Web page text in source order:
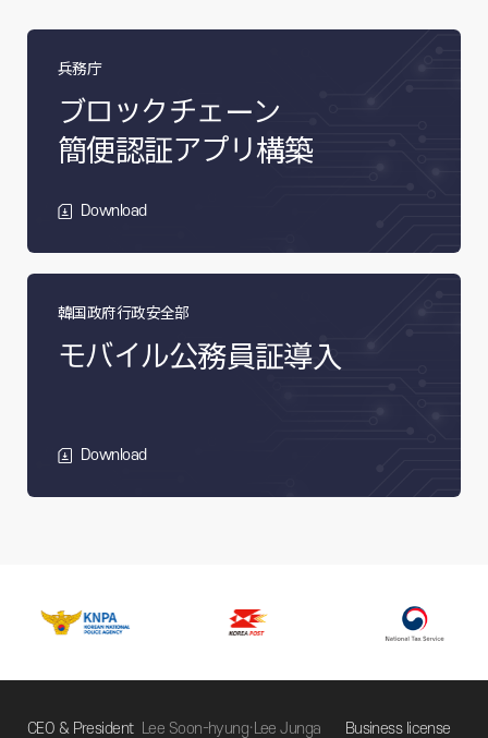
兵務庁
ブロックチェーン
簡便認証アプリ構築
Download
韓国政府行政安全部
モバイル公務員証導入
Download
CEO & President Lee Soon-hyung·Lee Junga Business license